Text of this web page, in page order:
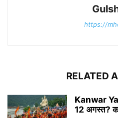
https://
RELATED
Kanwar
12 अगस्त?